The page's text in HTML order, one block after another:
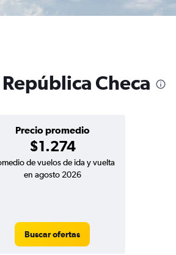
Checa
Precio promedio
$1.274
de vuelos de ida y vuelta
en agosto 2026
Buscar ofertas